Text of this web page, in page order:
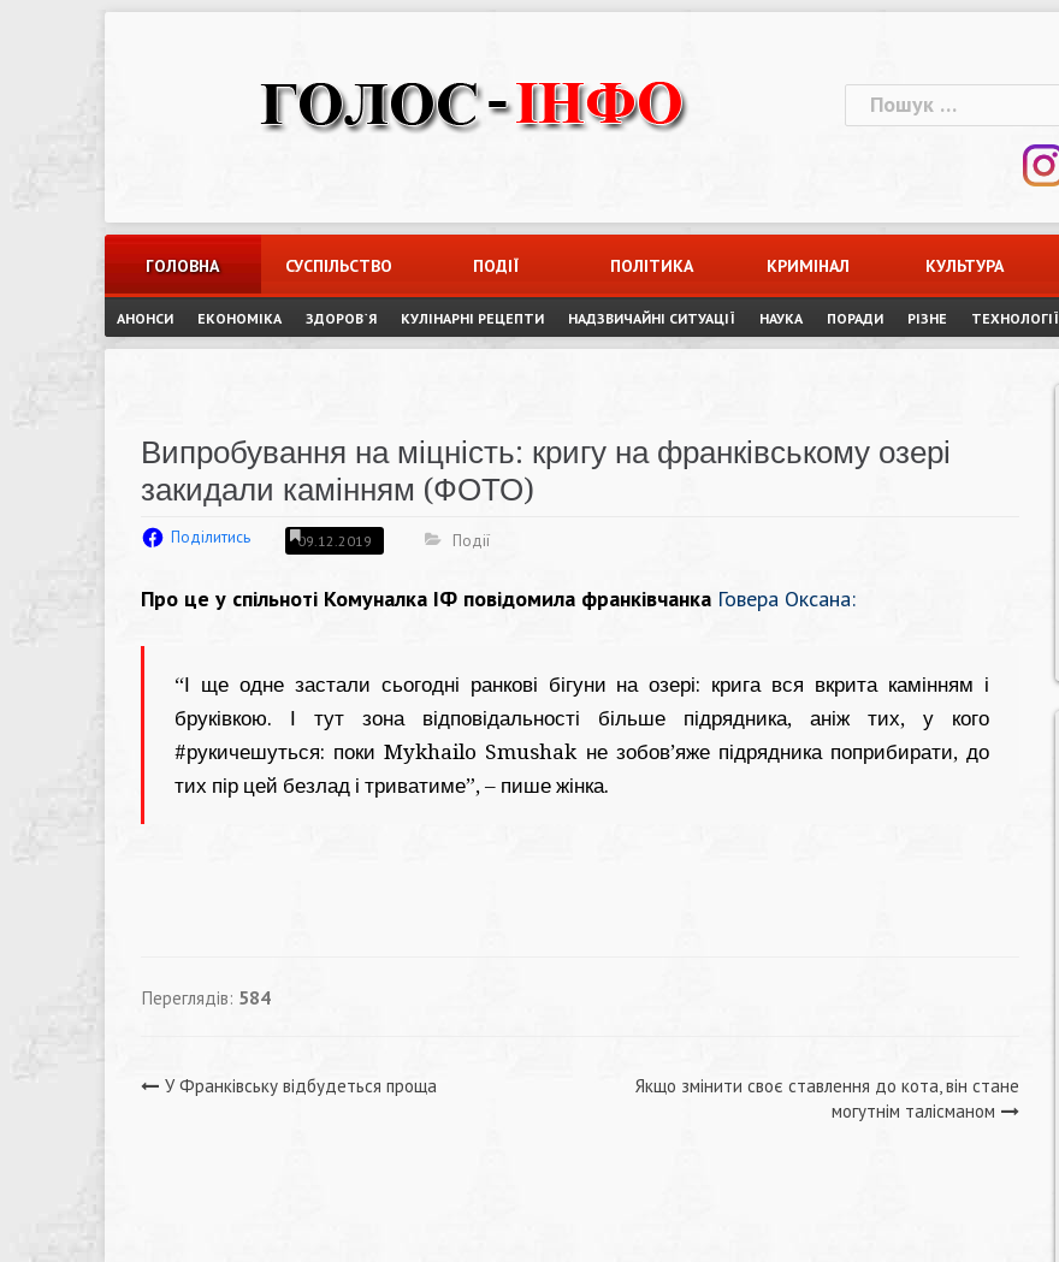
Пошук:
ГОЛОВНА СУСПІЛЬСТВО ПОДІЇ ПОЛІТИКА КРИМІНАЛ КУЛЬТУРА
АНОНСИ ЕКОНОМІКА ЗДОРОВ`Я КУЛІНАРНІ РЕЦЕПТИ НАДЗВИЧАЙНІ СИТУАЦІЇ НАУКА ПОРАДИ РІЗНЕ ТЕХНОЛОГІЇ
Випробування на міцність: кригу на франківському озері
закидали камінням (ФОТО)
Поділитись 09.12.2019 Події
Про це у спільноті Комуналка ІФ повідомила франківчанка Говера Оксана:
“І ще одне застали сьогодні ранкові бігуни на озері: крига вся вкрита камінням і
бруківкою. І тут зона відповідальності більше підрядника, аніж тих, у кого
#рукичешуться: покиMykhailo Smushakне зобов’яже підрядника поприбирати, до
тих пір цей безлад і триватиме”, – пише жінка.
Переглядів: 584
Навігація
У Франківську відбудеться проща
Якщо змінити своє ставлення до кота, він стане
могутнім талісманом